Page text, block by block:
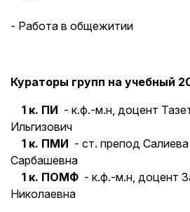
- Работа в общежитии
Кураторы групп на учебный
1 к. ПИ - к.ф.-м.н, доцент
Ильгизович
1 к. ПМИ - ст. препод
Сарбашевна
1 к. ПОМФ - к.ф.-м.н, доцент
Николаевна